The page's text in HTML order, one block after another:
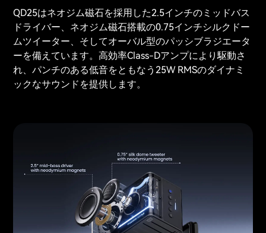
QD25はネオジム磁石を採用した2.5インチのミッドバス
ドライバー、ネオジム磁石搭載の0.75インチシルクドー
ムツイーター、そしてオーバル型のパッシブラジエータ
ーを備えています。高効率Class-Dアンプにより駆動さ
れ、パンチのある低音をともなう25W RMSのダイナミ
ックなサウンドを提供します。